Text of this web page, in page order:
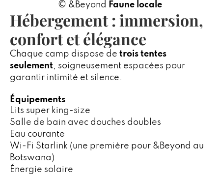
© &Beyond Faune locale
Hébergement : immersion,
confort et élégance
Chaque camp dispose de trois tentes
seulement, soigneusement espacées pour
garantir intimité et silence.
Équipements
Lits super king-size
Salle de bain avec douches doubles
Eau courante
Wi-Fi Starlink (une première pour &Beyond au
Botswana)
Énergie solaire